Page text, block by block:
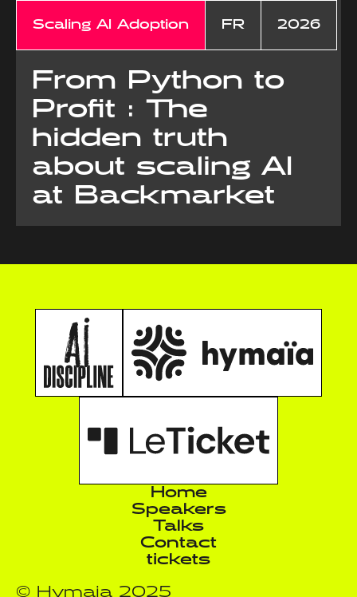
Scaling AI Adoption FR 2026
From Python to
Profit : The
hidden truth
about scaling AI
at Backmarket
Home
Speakers
Talks
Contact
tickets
© Hymaia 2025